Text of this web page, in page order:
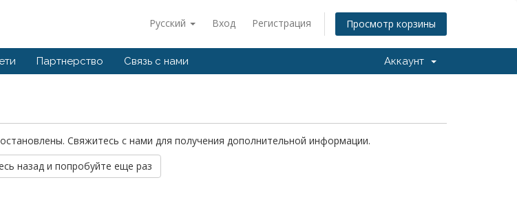
Русский Вход Регистрация Просмотр корзины
Партнерство Связь с нами Аккаунт
Свяжитесь с нами для получения дополнительной информации.
назад и попробуйте еще раз